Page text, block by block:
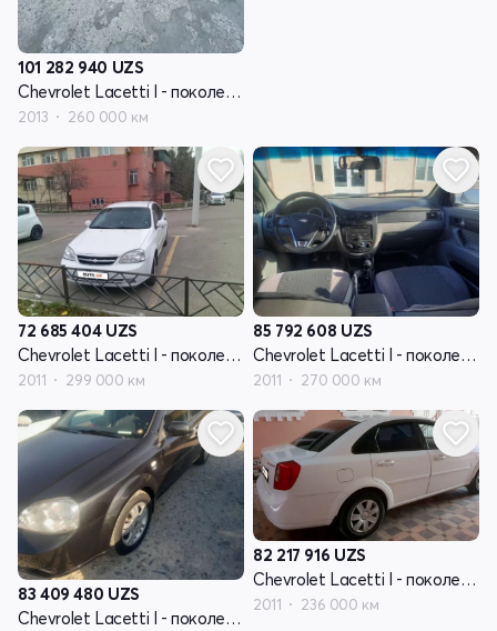
101 282 940 UZS
Chevrolet Lacetti I - поколение
2013 260 000 км
72 685 404 UZS
Chevrolet Lacetti I - поколение
2011 299 000 км
85 792 608 UZS
Chevrolet Lacetti I - поколение
2011 270 000 км
83 409 480 UZS
Chevrolet Lacetti I - поколение
82 217 916 UZS
Chevrolet Lacetti I - поколение
2011 236 000 км